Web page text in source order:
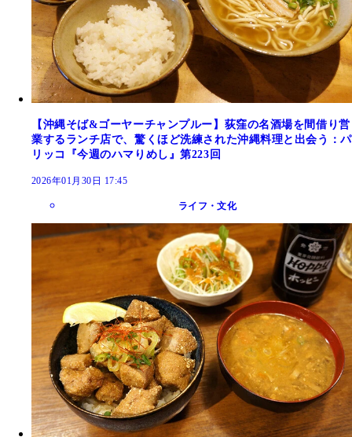
【沖縄そば&ゴーヤーチャンプルー】荻窪の名酒場を間借り営
業するランチ店で、驚くほど洗練された沖縄料理と出会う：パ
リッコ『今週のハマりめし』第223回
2026年01月30日 17:45
ライフ・文化